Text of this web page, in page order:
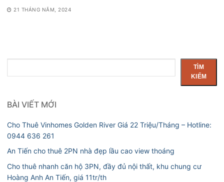
21 THÁNG NĂM, 2024
kiếm
TÌM
KIẾM
BÀI VIẾT MỚI
Cho Thuê Vinhomes Golden River Giá 22 Triệu/Tháng – Hotline:
0944 636 261
An Tiến cho thuê 2PN nhà đẹp lầu cao view thoáng
Cho thuê nhanh căn hộ 3PN, đầy đủ nội thất, khu chung cư
Hoàng Anh An Tiến, giá 11tr/th